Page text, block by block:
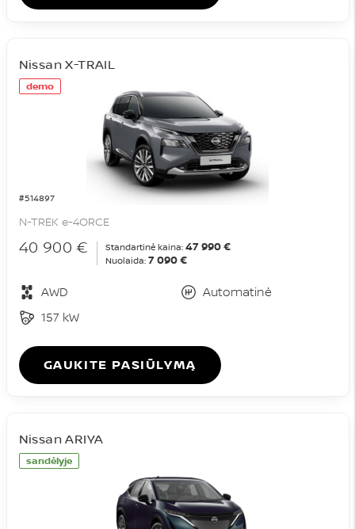
demo
#514897
Nissan X-TRAIL
N-TREK e-4ORCE
40 900 € Standartinė kaina: 47 990 €
Nuolaida: 7 090 €
AWD
Automatinė
157 kW
GAUKITE PASIŪLYMĄ
sandėlyje
Nissan ARIYA